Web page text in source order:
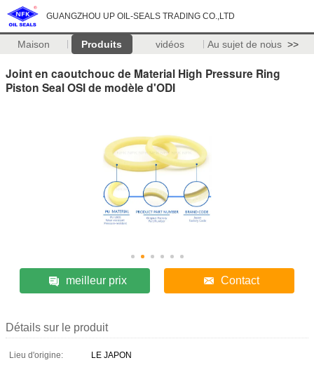
GUANGZHOU UP OIL-SEALS TRADING CO.,LTD
Maison Produits vidéos Au sujet de nous >>
Joint en caoutchouc de Material High Pressure Ring
Piston Seal OSI de modèle d'ODI
meilleur prix Contact
Détails sur le produit
Lieu d'origine:
LE JAPON